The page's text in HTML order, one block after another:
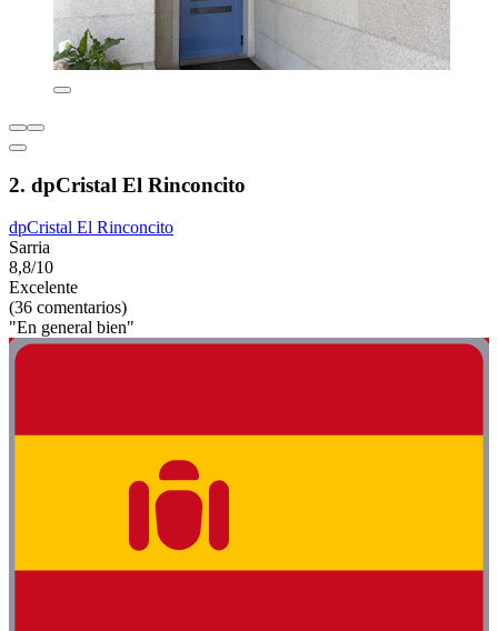
2. dpCristal El Rinconcito
dpCristal El Rinconcito
Sarria
8,8/10
Excelente
(36 comentarios)
"En general bien"